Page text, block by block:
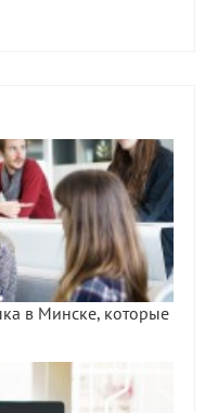
в Минске, которые